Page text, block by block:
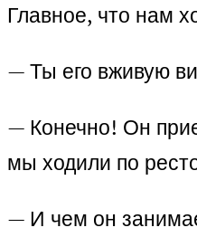
Главное, что нам
— Ты его вживую
— Конечно! Он
мы ходили по
— И чем он